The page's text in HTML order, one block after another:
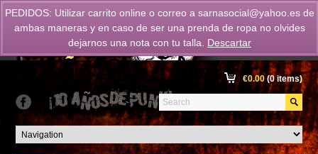
€0.00(0 items)
PEDIDOS: Utilizar carrito online o correo a sarnasocial@yahoo.es de
ambas maneras y en caso de ser una prenda de ropa no olvides
dejarnos una nota con tu talla.
Descartar